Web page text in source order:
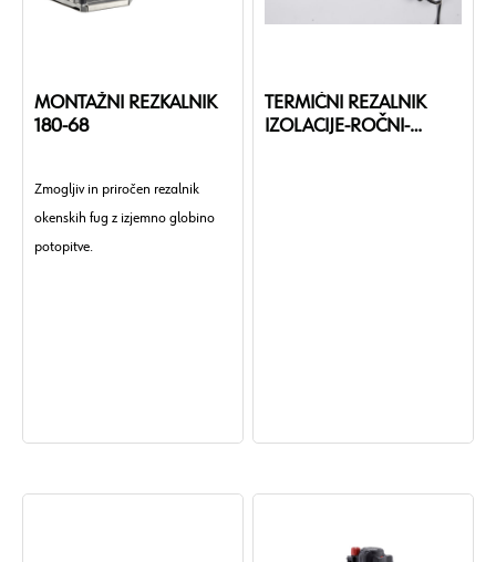
MONTAŽNI REZKALNIK
180-68
Zmogljiv in priročen rezalnik
okenskih fug z izjemno globino
potopitve.
TERMIČNI REZALNIK
IZOLACIJE-ROČNI-